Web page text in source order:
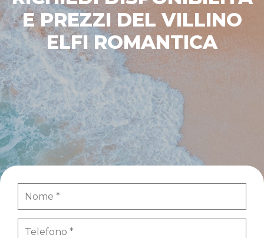
E PREZZI DEL VILLINO
ELFI ROMANTICA​